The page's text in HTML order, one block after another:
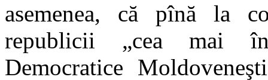
asemenea, că pînă la
republicii „cea mai
Democratice